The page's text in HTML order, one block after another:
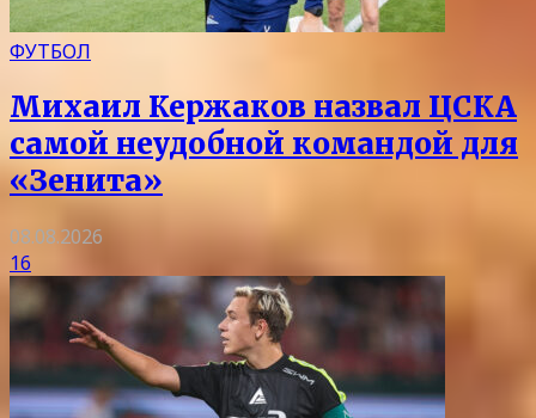
ФУТБОЛ
Михаил Кержаков назвал ЦСКА
самой неудобной командой для
«Зенита»
08.08.2026
16